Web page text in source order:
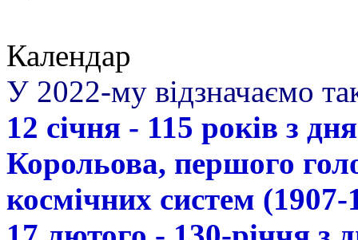
Календар
У 2022-му відзначаємо
12 січня - 115 років з
Корольова, першого
космічних систем (1907-